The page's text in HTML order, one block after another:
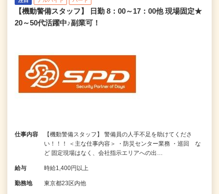
【機動警備スタッフ】 日勤 8：00～17：00他 現場固定★
20～50代活躍中♪副業可！
仕事内容
【機動警備スタッフ】 警備員の人手不足を助けてくださ
い！！！ ＜主な仕事内容＞ ・防災センター業務 ・巡回 な
ど 固定現場はなく、会社指示エリアへの出…
給与 時給1,400円以上
勤務地 東京都23区内他